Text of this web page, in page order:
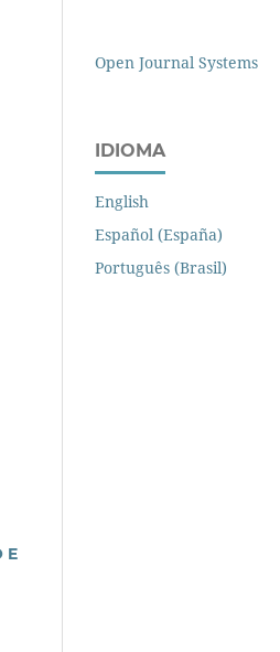
E
Open Journal Systems
IDIOMA
English
Español (España)
Português (Brasil)